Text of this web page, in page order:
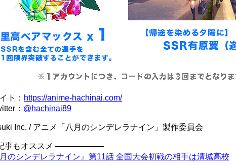
ト： https://anime-hachinai.com/
： @hachinai89
Inc. / アニメ「八月のシンデレラナイン」製作委員会
事もオススメ ——————
月のシンデレラナイン』第11話 全国大会初戦の相手は清城高校